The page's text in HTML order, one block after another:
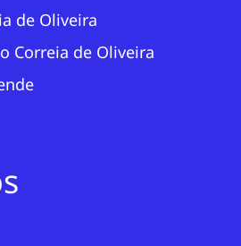
de Oliveira
Correia de Oliveira